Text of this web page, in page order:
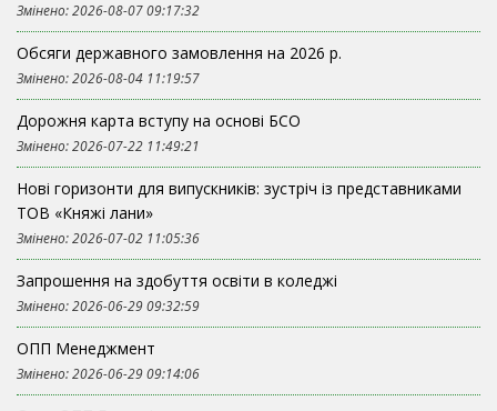
Змінено: 2026-08-07 09:17:32
Обсяги державного замовлення на 2026 р.
Змінено: 2026-08-04 11:19:57
Дорожня карта вступу на основі БСО
Змінено: 2026-07-22 11:49:21
Нові горизонти для випускників: зустріч із представниками
ТОВ «Княжі лани»
Змінено: 2026-07-02 11:05:36
Запрошення на здобуття освіти в коледжі
Змінено: 2026-06-29 09:32:59
ОПП Менеджмент
Змінено: 2026-06-29 09:14:06